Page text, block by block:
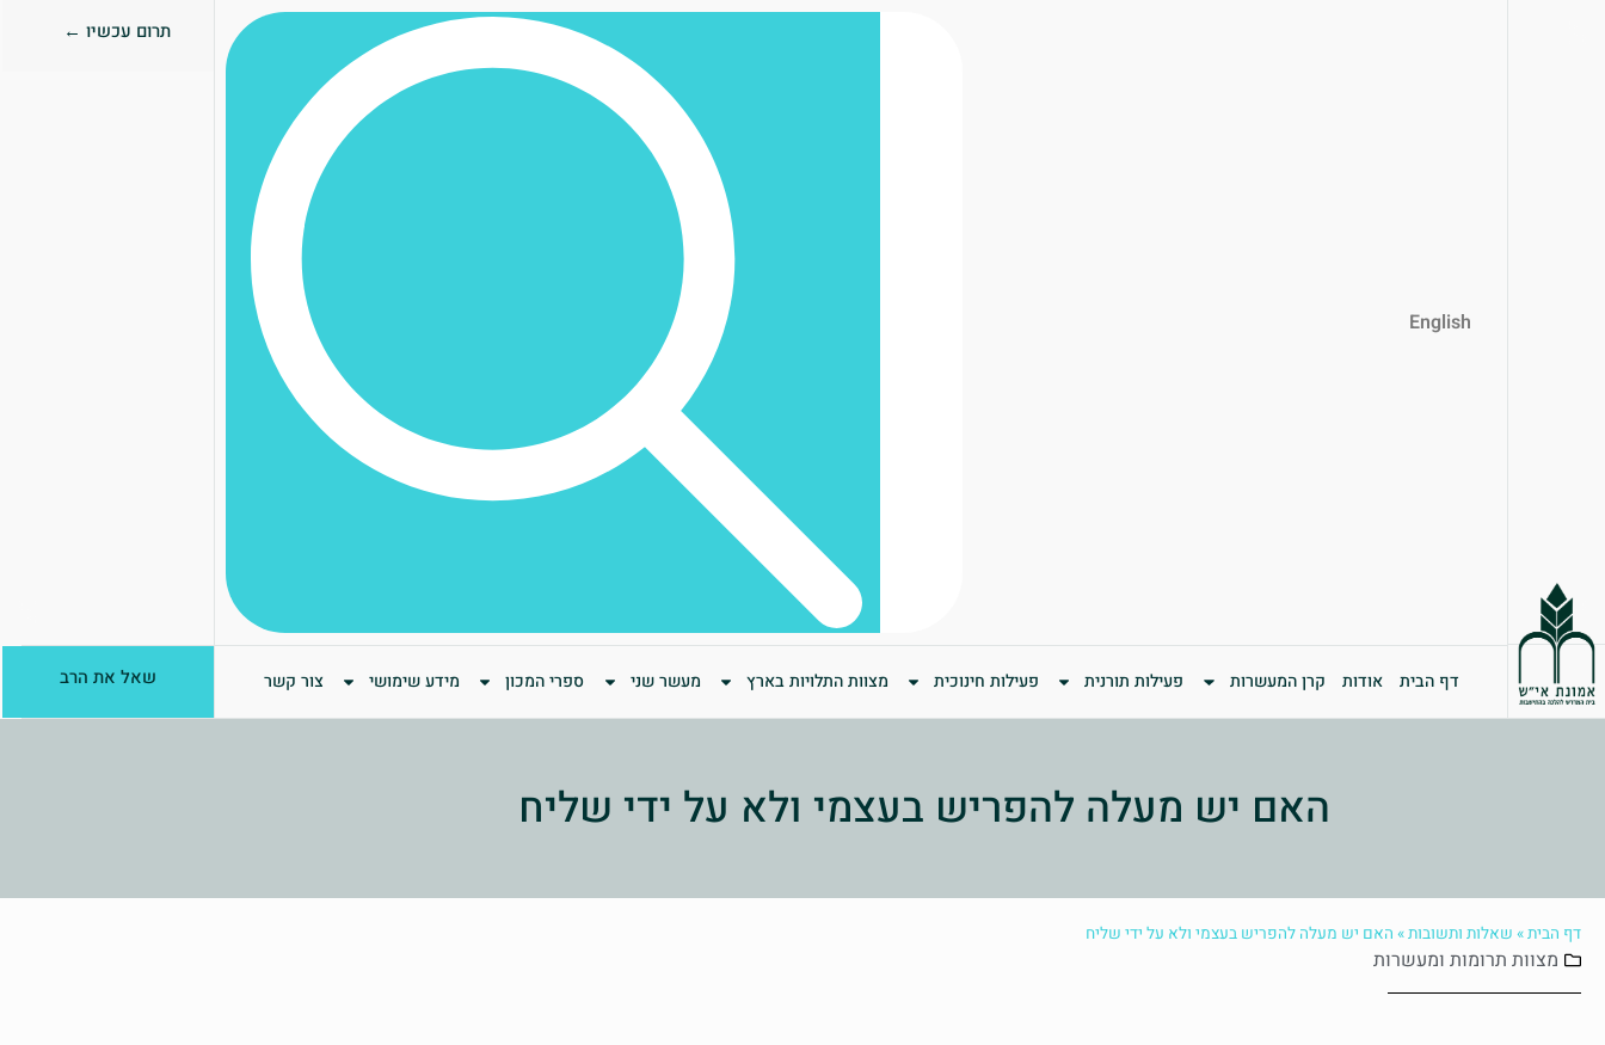
English
תרום עכשיו ←
דף הבית אודות קרן המעשרות פעילות תורנית פעילות חינוכית מצוות התלויות בארץ מעשר שני ספרי המכון מידע שימושי צור קשר שאל את הרב
האם יש מעלה להפריש בעצמי ולא על ידי שליח
דף הבית» שאלות ותשובות» האם יש מעלה להפריש בעצמי ולא על ידי שליח
מצוות תרומות ומעשרות